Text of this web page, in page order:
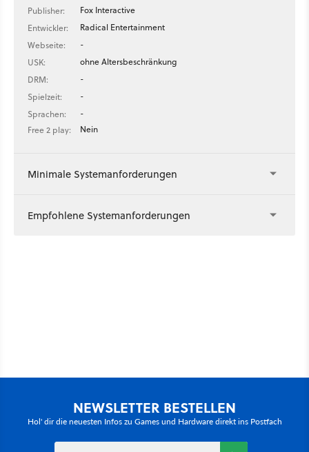
Publisher:
Fox Interactive
Entwickler:
Radical Entertainment
Webseite:
-
USK:
ohne Altersbeschränkung
DRM:
-
Spielzeit:
-
Sprachen:
-
Free 2 play:
Nein
Minimale Systemanforderungen
Empfohlene Systemanforderungen
NEWSLETTER BESTELLEN
Hol' dir die neuesten Infos zu Games und Hardware direkt ins Postfach